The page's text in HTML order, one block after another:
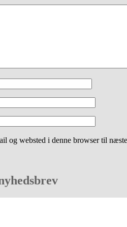
og websted i denne browser til